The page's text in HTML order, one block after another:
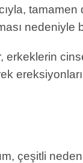
nedeniyle
çeşitli